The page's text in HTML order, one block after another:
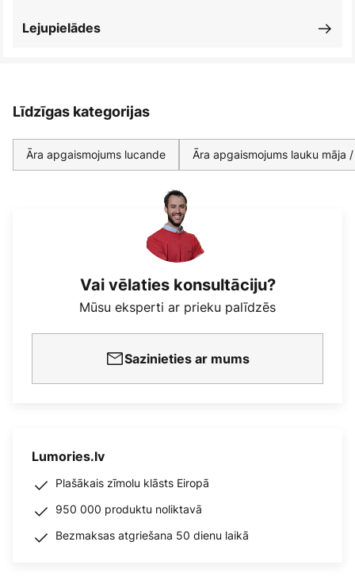
Lejupielādes
Līdzīgas kategorijas
Āra apgaismojums lucande Āra apgaismojums lauku māja
Vai vēlaties konsultāciju?
Mūsu eksperti ar prieku palīdzēs
Sazinieties ar mums
Lumories.lv
Plašākais zīmolu klāsts Eiropā
950 000 produktu noliktavā
Bezmaksas atgriešana 50 dienu laikā